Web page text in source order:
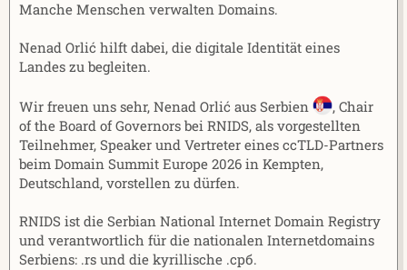
Manche Menschen verwalten Domains.
Nenad Orlić hilft dabei, die digitale Identität eines
Landes zu begleiten.
Wir freuen uns sehr, Nenad Orlić aus Serbien
, Chair
of the Board of Governors bei RNIDS, als vorgestellten
Teilnehmer, Speaker und Vertreter eines ccTLD-Partners
beim Domain Summit Europe 2026 in Kempten,
Deutschland, vorstellen zu dürfen.
RNIDS ist die Serbian National Internet Domain Registry
und verantwortlich für die nationalen Internetdomains
Serbiens: .rs und die kyrillische .срб.